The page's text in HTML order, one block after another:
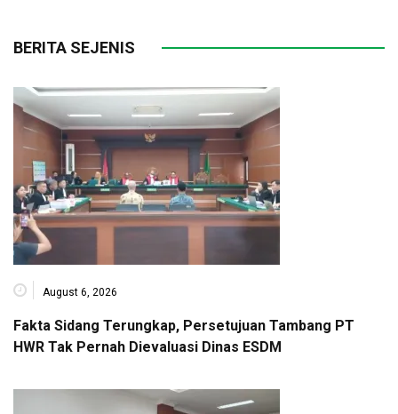
BERITA SEJENIS
August 6, 2026
Fakta Sidang Terungkap, Persetujuan Tambang PT
HWR Tak Pernah Dievaluasi Dinas ESDM